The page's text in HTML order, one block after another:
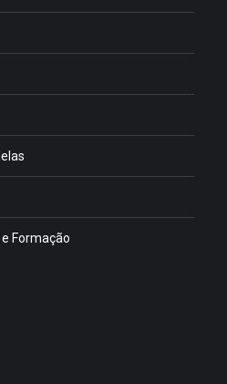
Formação